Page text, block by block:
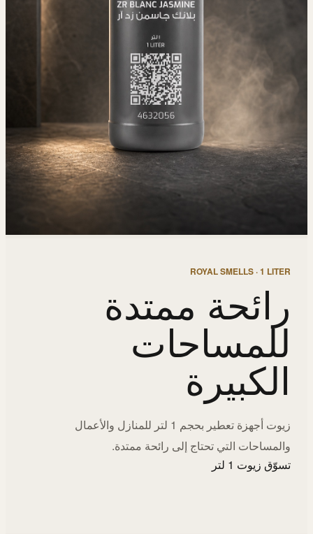
ROYAL SMELLS · 1 LITER
رائحة ممتدة
للمساحات
الكبيرة
زيوت أجهزة تعطير بحجم 1 لتر للمنازل والأعمال
والمساحات التي تحتاج إلى رائحة ممتدة.
تسوّق زيوت 1 لتر